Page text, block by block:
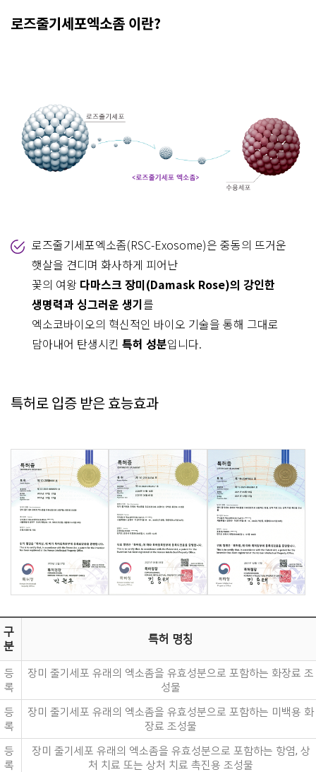
로즈줄기세포엑소좀 이란?
로즈줄기세포엑소좀(RSC-Exosome)은 중동의 뜨거운
햇살을 견디며 화사하게 피어난
꽃의 여왕 다마스크 장미(Damask Rose)의 강인한
생명력과 싱그러운 생기를
엑소코바이오의 혁신적인 바이오 기술을 통해 그대로
담아내어 탄생시킨 특허 성분입니다.
특허로 입증 받은 효능효과
구
분
특허 명칭
등
록
장미 줄기세포 유래의 엑소좀을 유효성분으로 포함하는 화장료 조
성물
등
록
장미 줄기세포 유래의 엑소좀을 유효성분으로 포함하는 미백용 화
장료 조성물
등
록
장미 줄기세포 유래의 엑소좀을 유효성분으로 포함하는 항염, 상
처 치료 또는 상처 치료 촉진용 조성물